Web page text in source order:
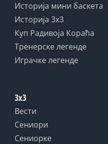
Историја мини баскета
Историја 3x3
Куп Радивоја Кораћа
Тренерске легенде
Играчке легенде
3x3
Вести
Сениори
Сениорке